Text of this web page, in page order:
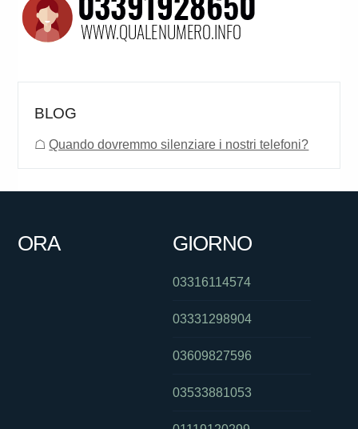
BLOG
☖Quando dovremmo silenziare i nostri telefoni?
ORA GIORNO
03316114574
03331298904
03609827596
03533881053